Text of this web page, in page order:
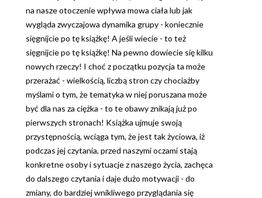
na nasze otoczenie wpływa mowa ciała lub jak
wygląda zwyczajowa dynamika grupy - koniecznie
sięgnijcie po tę książkę! A jeśli wiecie - to też
sięgnijcie po tę książkę! Na pewno dowiecie się kilku
nowych rzeczy! I choć z początku pozycja ta może
przerażać - wielkością, liczbą stron czy chociażby
myślami o tym, że tematyka w niej poruszana może
być dla nas za ciężka - to te obawy znikają już po
pierwszych stronach! Książka ujmuje swoją
przystępnością, wciąga tym, że jest tak życiowa, iż
podczas jej czytania, przed naszymi oczami stają
konkretne osoby i sytuacje z naszego życia, zachęca
do dalszego czytania i daje dużo motywacji - do
zmiany, do bardziej wnikliwego przyglądania się